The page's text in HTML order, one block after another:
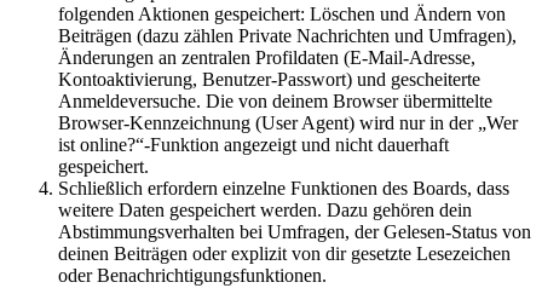
folgenden Aktionen gespeichert: Löschen und Ändern von
Beiträgen (dazu zählen Private Nachrichten und Umfragen),
Änderungen an zentralen Profildaten (E-Mail-Adresse,
Kontoaktivierung, Benutzer-Passwort) und gescheiterte
Anmeldeversuche. Die von deinem Browser übermittelte
Browser-Kennzeichnung (User Agent) wird nur in der „Wer
ist online?“-Funktion angezeigt und nicht dauerhaft
gespeichert.
Schließlich erfordern einzelne Funktionen des Boards, dass
weitere Daten gespeichert werden. Dazu gehören dein
Abstimmungsverhalten bei Umfragen, der Gelesen-Status von
deinen Beiträgen oder explizit von dir gesetzte Lesezeichen
oder Benachrichtigungsfunktionen.